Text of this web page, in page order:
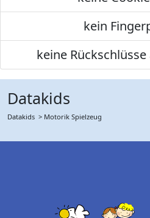
kein
keine
Datakids
Datakids > Motorik Spielzeug